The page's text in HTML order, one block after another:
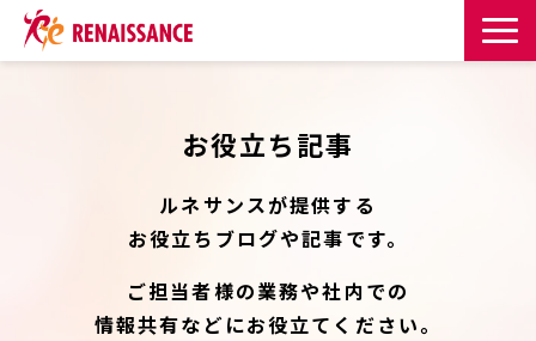
課題・目的からサービスを探すお役立ち記事
ルネサンスが提供する
お役立ちブログや記事です。
ご担当者様の業務や社内での
情報共有などにお役立てください。